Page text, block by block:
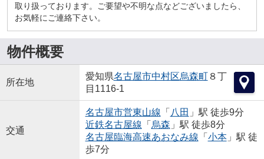
取り扱っております。ご要望や不明な点などございましたら、
お気軽にご連絡下さい。
物件概要
所在地
愛知県名古屋市中村区烏森町８丁
目1116-1
交通
名古屋市営東山線 「 八田 」駅 徒歩9分
近鉄名古屋線 「 烏森 」駅 徒歩8分
名古屋臨海高速あおなみ線 「 小本」駅 徒
歩7分